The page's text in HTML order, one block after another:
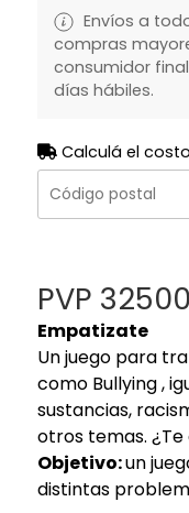
Envíos a
compras
consumidor
días hábiles.
Calculá el
PVP 32500
Empatizate
Un juego para
como Bullying ,
sustancias,
otros temas. ¿Te
Objetivo:un
distintas